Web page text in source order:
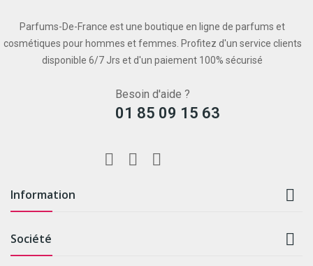
Parfums-De-France est une boutique en ligne de parfums et
cosmétiques pour hommes et femmes. Profitez d'un service clients
disponible 6/7 Jrs et d'un paiement 100% sécurisé
Besoin d'aide ?
01 85 09 15 63
Information 
Société 